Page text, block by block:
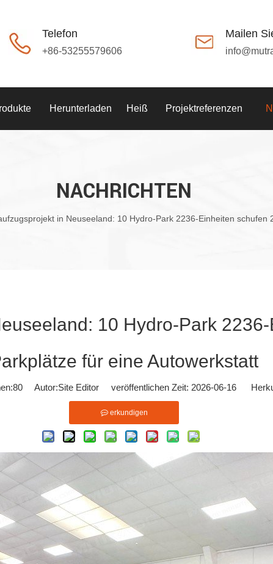
Telefon
+86-53255579606
Mailen
Herunterladen Heiß Projektreferenzen
NACHRICHTEN
in Neuseeland: 10 Hydro-Park 2236-Einheiten schufen
10 Hydro-Park
für eine Autowerkstatt
80Autor:Site Editor veröffentlichen Zeit: 2026-06-16
erkundigen